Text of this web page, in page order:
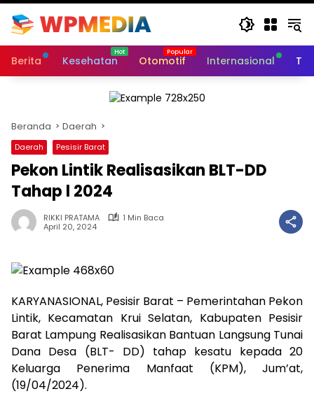
Berita Kesehatan Otomotif Internasional
Beranda Daerah
Daerah Pesisir Barat
Pekon Lintik Realisasikan BLT-DD
Tahap l 2024
RIKKI PRATAMA
1 Min Baca
April 20, 2024
KARYANASIONAL, Pesisir Barat – Pemerintahan Pekon
Lintik, Kecamatan Krui Selatan, Kabupaten Pesisir
Barat Lampung Realisasikan Bantuan Langsung Tunai
Dana Desa (BLT- DD) tahap kesatu kepada 20
Keluarga Penerima Manfaat (KPM), Jum’at,
(19/04/2024).